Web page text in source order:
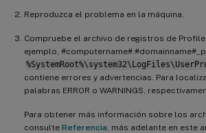
Reproduzca el problema en la máquina.
Compruebe el archivo de registros de
ejemplo,
contiene errores y advertencias. Para
palabras ERROR o WARNINGS,
Para obtener más información sobre los
consulte Referencia , más adelante en este